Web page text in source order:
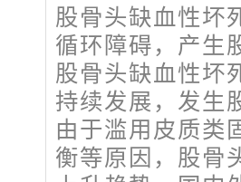
股骨头缺血性坏
循环障碍，产生
股骨头缺血性坏
持续发展，发生
由于滥用皮质类
衡等原因，股骨